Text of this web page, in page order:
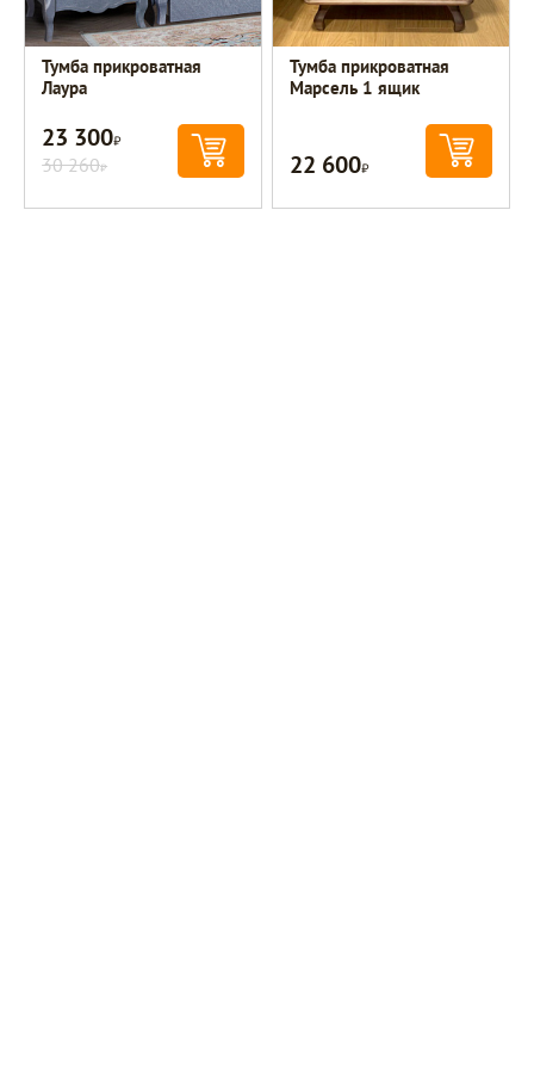
Тумба прикроватная
Лаура
23 300Р
30 260Р
Тумба прикроватная
Марсель 1 ящик
22 600Р